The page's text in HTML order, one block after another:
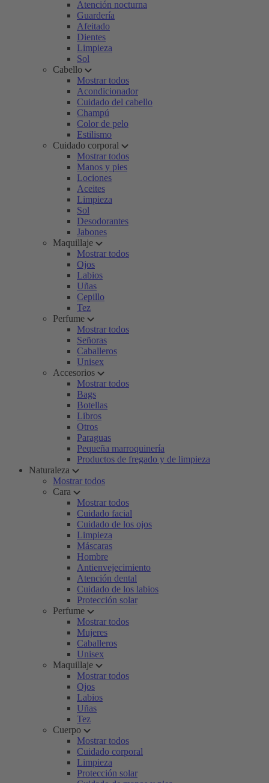
Atención nocturna
Guardería
Afeitado
Dientes
Limpieza
Sol
Cabello
Mostrar todos
Acondicionador
Cuidado del cabello
Champú
Color de pelo
Estilismo
Cuidado corporal
Mostrar todos
Manos y pies
Lociones
Aceites
Limpieza
Sol
Desodorantes
Jabones
Maquillaje
Mostrar todos
Ojos
Labios
Uñas
Cepillo
Tez
Perfume
Mostrar todos
Señoras
Caballeros
Unisex
Accesorios
Mostrar todos
Bags
Botellas
Libros
Otros
Paraguas
Pequeña marroquinería
Productos de fregado y de limpieza
Naturaleza
Mostrar todos
Cara
Mostrar todos
Cuidado facial
Cuidado de los ojos
Limpieza
Máscaras
Hombre
Antienvejecimiento
Atención dental
Cuidado de los labios
Protección solar
Perfume
Mostrar todos
Mujeres
Caballeros
Unisex
Maquillaje
Mostrar todos
Ojos
Labios
Uñas
Tez
Cuerpo
Mostrar todos
Cuidado corporal
Limpieza
Protección solar